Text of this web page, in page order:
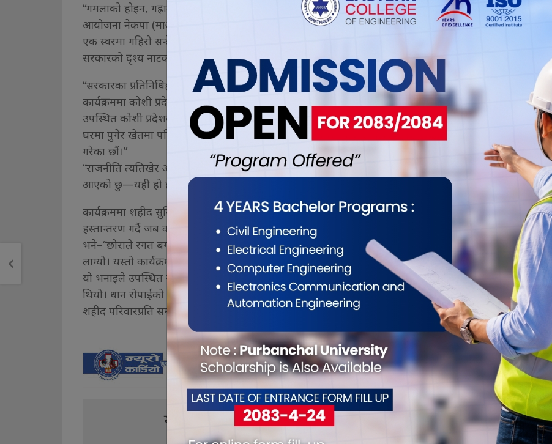
“गमलाको होइन, गह्राको धान दिवस” साचै हेर्न र कार्यमा सहभागिता हुन् निक्कै उत्साह थियो । कार्यक्रमको
आयोजना नेकपा (माओवादी केन्द्र) कानेपोखरी–४ ले गरेको थियो। १६ कट्ठा खेतमा धान रोपिँदा, त्यस खेतले
एक स्वरमा गहिरो सन्देश दिईरहेको दियो— राष्ट्र धान दिवसको सार ‘गमलामा’ होइन, माटोमा छ। नेता वा
सरकारको दृश्य नाटकमा होइन, किसानको पसिनामा छ ।
“सरकारका प्रतिनिधिहरू गमलामा धान रोप्छन्, हामीले सहिद परिवारको माटोमा पसिना बगाएका छौं,
कार्यक्रममा कोशी प्रदेशसभा सदस्य गीता तिम्सिनाले भनिन–यही हो सहिदप्रति साँचो सम्मान र राष्ट्रप्रेम।”
उपस्थित कोशी प्रदेशका जेष्ठ कम्युनिष्ट मञ्चका सदस्य कमरेड खुल्लु राजबंशीले भावुक हुँदै भने, “शहीदको
घरमा पुगेर खेतमा पसिना बगाउनु, त्यो राजनीति होइन, त्यो जिम्मेवारी हो। आज हामीले त्यो जिम्मेवारी पूरा
गरेका छौं।”
“राजनीति त्यतिखेर अर्थपूर्ण हुन्छ जब जनताको आँगनमा पसिना बग्छ। आज हामी शहीदको घरमा धान रोप्न
आएको छु—यही हो हाम्रो कर्तव्य र निष्ठा।”
कार्यक्रममा शहीद सुनिल धिमालका आमाबुबालाई सार्वजनिकरूपमा सम्मान गरियो। बीउ, मल र सामग्री
हस्तान्तरण गर्दै जब कम्युनिष्ट नेताहरू माटोमा झुकेर खेत रोप्न थाले, त्यतिबेला आमाबुबा भावुक हुँदै
भने–“छोराले रगत बगाएको माटोमा आज कमरेडहरूले पसिना बगाउनु भयो। हामीलाई छोरा फर्किएजस्तै
लाग्यो। यस्तो कार्यक्रम निरन्तर भयो भने माओवादीले भाका टिप्छ ।
यो भनाइले उपस्थित सबैलाई स्तब्ध तुल्यायो। त्यो केवल आशीर्वाद थिएन—त्यो जनताको मन जित्ने सन्देश
थियो। धान रोपाईको आयोजक पार्टी वडा अध्यक्ष चुडामणि भारतीले भुइँ मान्छेका सपना बोकेर हिँड्नेहरूले
शहीद परिवारप्रति सम्मान जनाउन श्रम गरेका हौं ।
यो खबर पढेर तपाईलाई कस्तो महसुस भयो ?